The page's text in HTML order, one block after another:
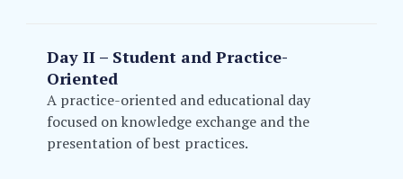
Day II – Student and Practice-
Oriented
A practice-oriented and educational day
focused on knowledge exchange and the
presentation of best practices.